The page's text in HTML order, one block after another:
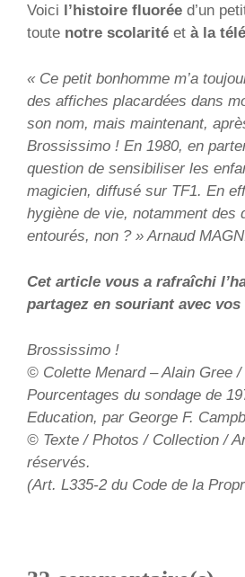
Voici l’histoire fluorée d’un
toute notre scolarité et à la télé
« Ce petit bonhomme m’a
des affiches placardées dans
son nom, mais maintenant,
Brossissimo ! En 1980, en
question de sensibiliser les
magicien, diffusé sur TF1. En
hygiène de vie, notamment des
entourés, non ? » Arnaud
Cet article vous a rafraîchi
partagez en souriant avec
Brossissimo !
© Colette Menard – Alain Gree /
Pourcentages du sondage de
Education, par George F.
© Texte / Photos / Collection /
réservés.
(Art. L335-2 du Code de la